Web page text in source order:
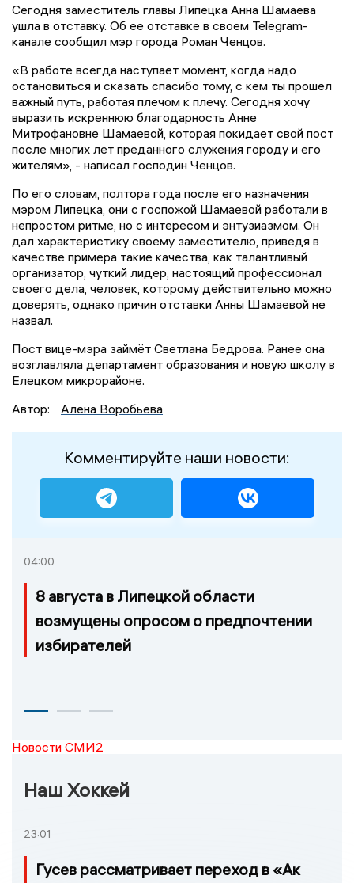
Сегодня заместитель главы Липецка Анна Шамаева
ушла в отставку. Об ее отставке в своем Telegram-
канале сообщил мэр города Роман Ченцов.
«В работе всегда наступает момент, когда надо
остановиться и сказать спасибо тому, с кем ты прошел
важный путь, работая плечом к плечу. Сегодня хочу
выразить искреннюю благодарность Анне
Митрофановне Шамаевой, которая покидает свой пост
после многих лет преданного служения городу и его
жителям», - написал господин Ченцов.
По его словам, полтора года после его назначения
мэром Липецка, они с госпожой Шамаевой работали в
непростом ритме, но с интересом и энтузиазмом. Он
дал характеристику своему заместителю, приведя в
качестве примера такие качества, как талантливый
организатор, чуткий лидер, настоящий профессионал
своего дела, человек, которому действительно можно
доверять, однако причин отставки Анны Шамаевой не
назвал.
Пост вице-мэра займёт Светлана Бедрова. Ранее она
возглавляла департамент образования и новую школу в
Елецком микрорайоне.
Автор:
Алена Воробьева
Комментируйте наши новости:
04:00
8 августа в Липецкой области
возмущены опросом о предпочтении
избирателей
Новости СМИ2
Наш Хоккей
23:01
Гусев рассматривает переход в «Ак